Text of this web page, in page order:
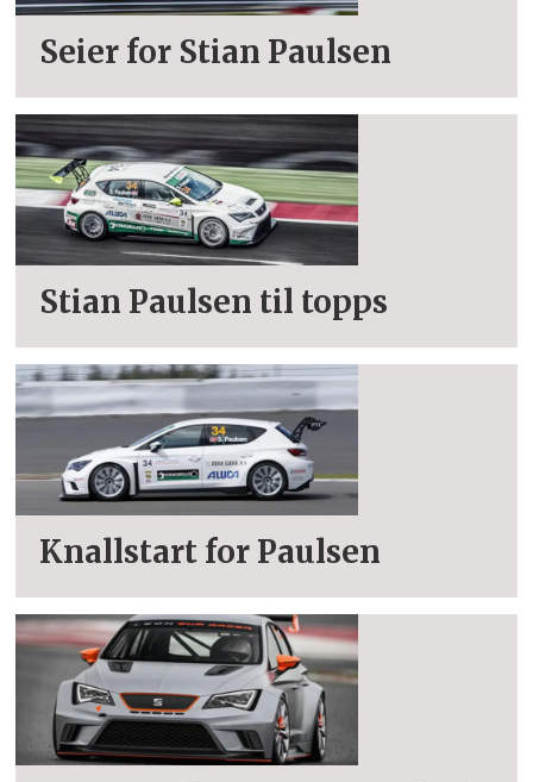
Seier for Stian Paulsen
Stian Paulsen til topps
Knallstart for Paulsen